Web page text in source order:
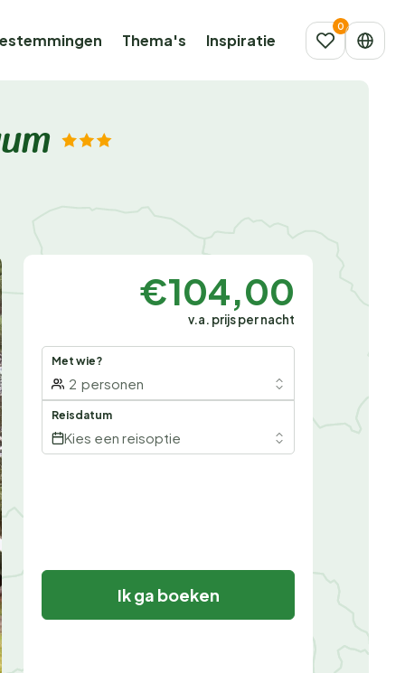
Thema's Inspiratie
€104,00
v.a. prijs per nacht
Met wie?
2 personen
Reisdatum
Kies een reisoptie
Ik ga boeken